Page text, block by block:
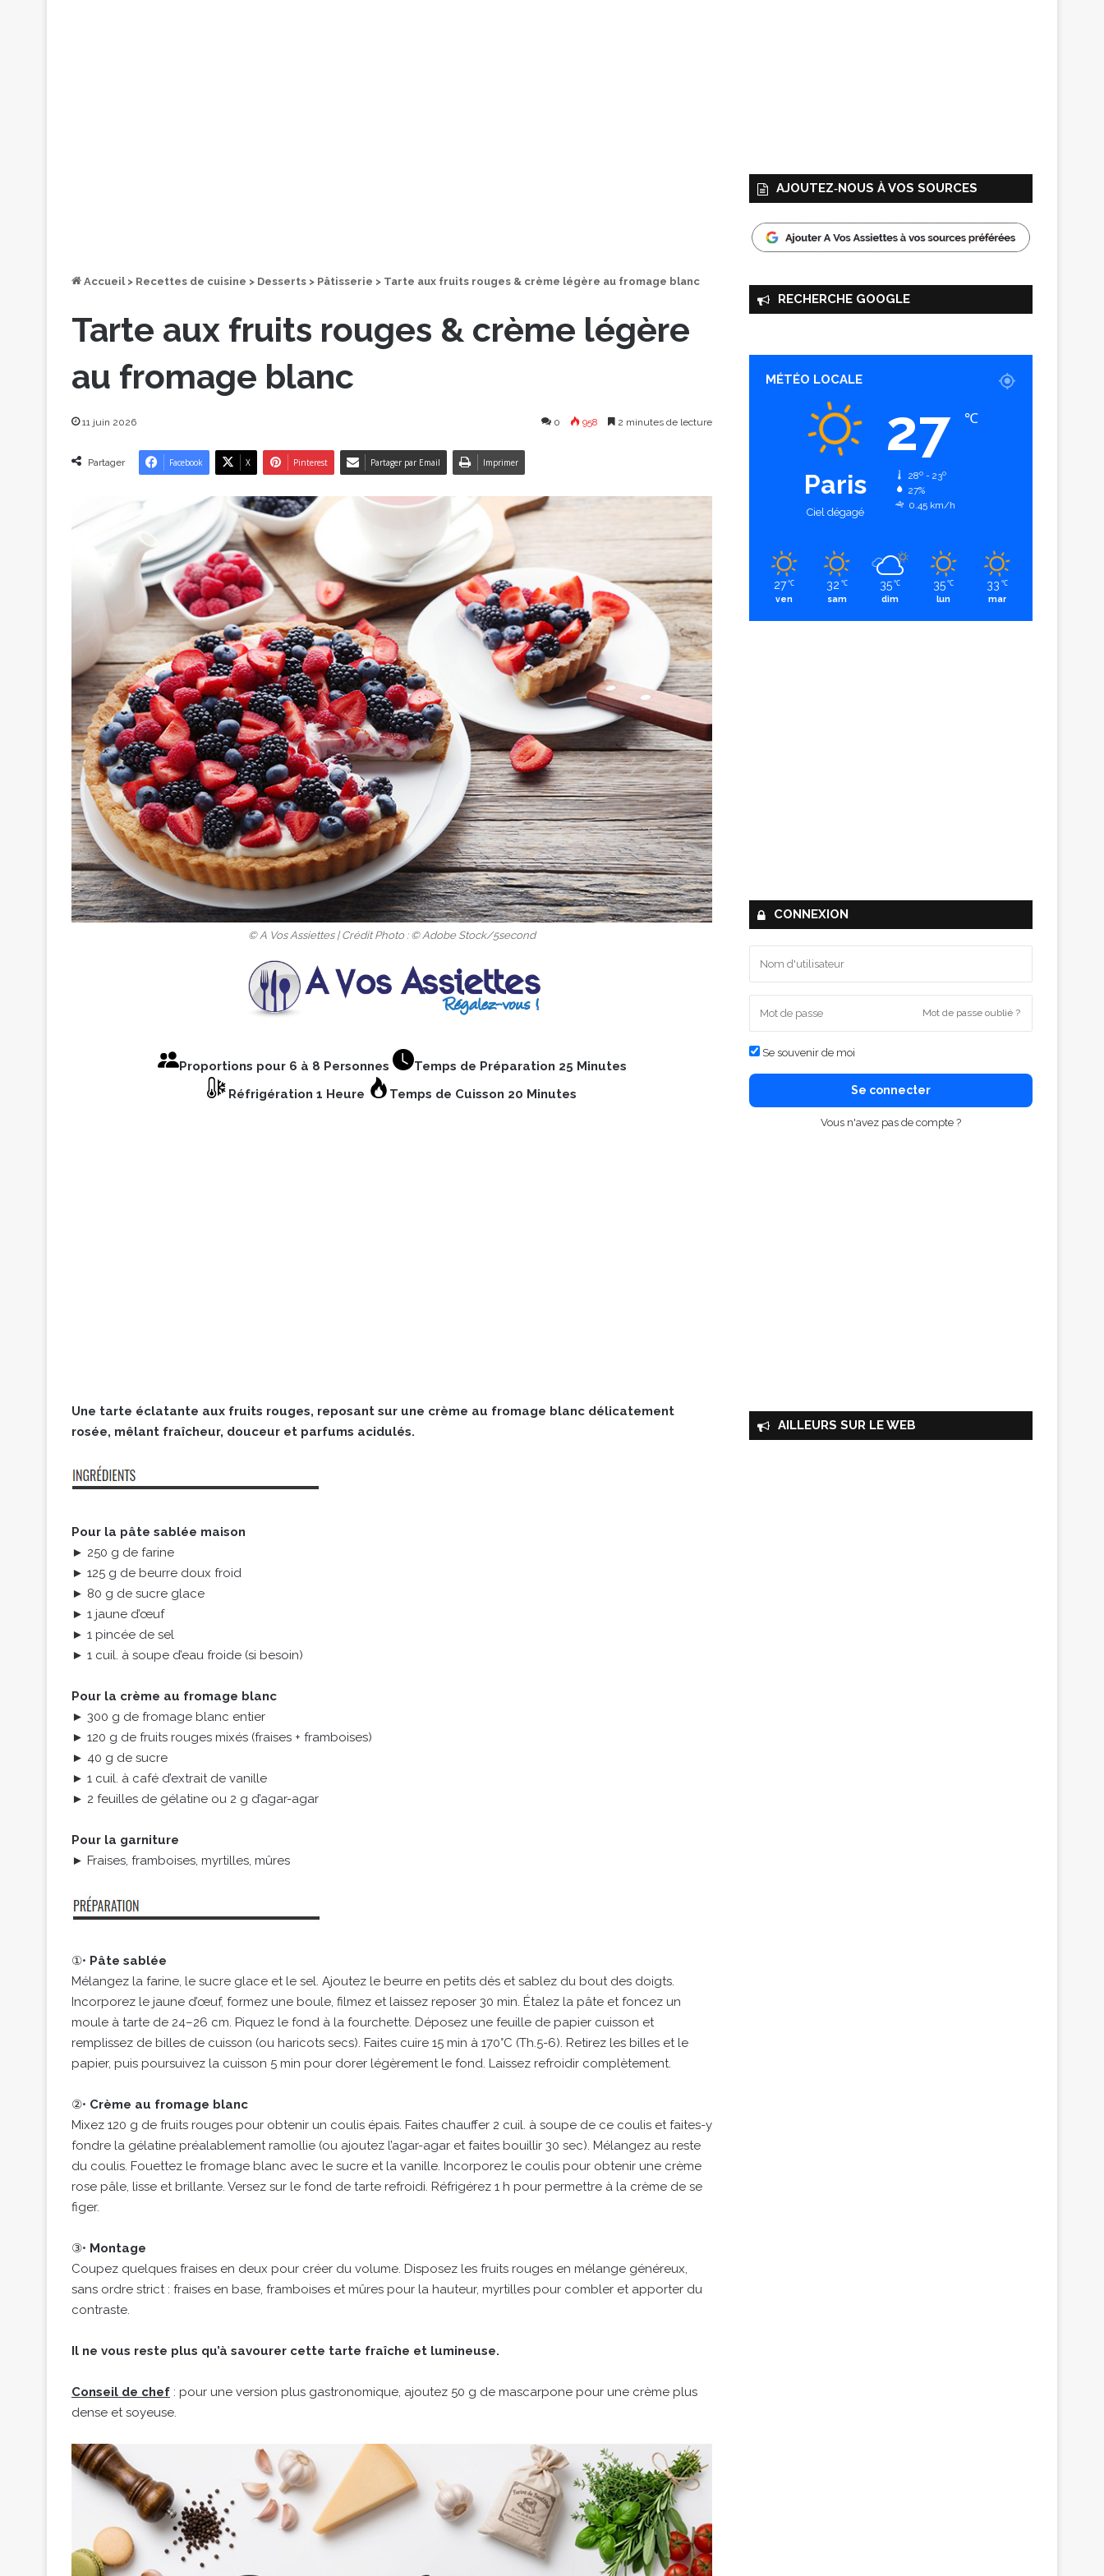
Accueil > Recettes de cuisine > Desserts > Pâtisserie > Tarte aux fruits rouges & crème légère au fromage blanc
Tarte aux fruits rouges & crème légère
au fromage blanc
11 juin 2026 0 958 2 minutes de lecture
Partager Facebook X Pinterest Partager par Email Imprimer
© A Vos Assiettes | Crédit Photo : © Adobe Stock/5second
Proportions pour 6 à 8 Personnes
Temps de Préparation 25 Minutes
Réfrigération 1 Heure
Temps de Cuisson 20 Minutes
Une tarte éclatante aux fruits rouges, reposant sur une crème au fromage blanc délicatement
rosée, mêlant fraîcheur, douceur et parfums acidulés.
Pour la pâte sablée maison
► 250 g de farine
► 125 g de beurre doux froid
► 80 g de sucre glace
► 1 jaune d’œuf
► 1 pincée de sel
► 1 cuil. à soupe d’eau froide (si besoin)
Pour la crème au fromage blanc
► 300 g de fromage blanc entier
► 120 g de fruits rouges mixés (fraises + framboises)
► 40 g de sucre
► 1 cuil. à café d’extrait de vanille
► 2 feuilles de gélatine ou 2 g d’agar-agar
Pour la garniture
► Fraises, framboises, myrtilles, mûres
①• Pâte sablée
Mélangez la farine, le sucre glace et le sel. Ajoutez le beurre en petits dés et sablez du bout des doigts.
Incorporez le jaune d’œuf, formez une boule, filmez et laissez reposer 30 min. Étalez la pâte et foncez un
moule à tarte de 24–26 cm. Piquez le fond à la fourchette. Déposez une feuille de papier cuisson et
remplissez de billes de cuisson (ou haricots secs). Faites cuire 15 min à 170°C (Th.5-6). Retirez les billes et le
papier, puis poursuivez la cuisson 5 min pour dorer légèrement le fond. Laissez refroidir complètement.
②• Crème au fromage blanc
Mixez 120 g de fruits rouges pour obtenir un coulis épais. Faites chauffer 2 cuil. à soupe de ce coulis et faites-y
fondre la gélatine préalablement ramollie (ou ajoutez l’agar-agar et faites bouillir 30 sec). Mélangez au reste
du coulis. Fouettez le fromage blanc avec le sucre et la vanille. Incorporez le coulis pour obtenir une crème
rose pâle, lisse et brillante. Versez sur le fond de tarte refroidi. Réfrigérez 1 h pour permettre à la crème de se
figer.
③• Montage
Coupez quelques fraises en deux pour créer du volume. Disposez les fruits rouges en mélange généreux,
sans ordre strict : fraises en base, framboises et mûres pour la hauteur, myrtilles pour combler et apporter du
contraste.
Il ne vous reste plus qu’à savourer cette tarte fraîche et lumineuse.
Conseil de chef : pour une version plus gastronomique, ajoutez 50 g de mascarpone pour une crème plus
dense et soyeuse.
AJOUTEZ‑NOUS À VOS SOURCES
RECHERCHE GOOGLE
MÉTÉO LOCALE
Paris
Ciel dégagé
27 ℃
28º - 23º
27%
0.45 km/h
27 ℃
ven
32 ℃
sam
35 ℃
dim
35 ℃
lun
33 ℃
mar
CONNEXION
Mot de passe oublié ?
Se souvenir de moi
Se connecter
Vous n'avez pas de compte ?
AILLEURS SUR LE WEB